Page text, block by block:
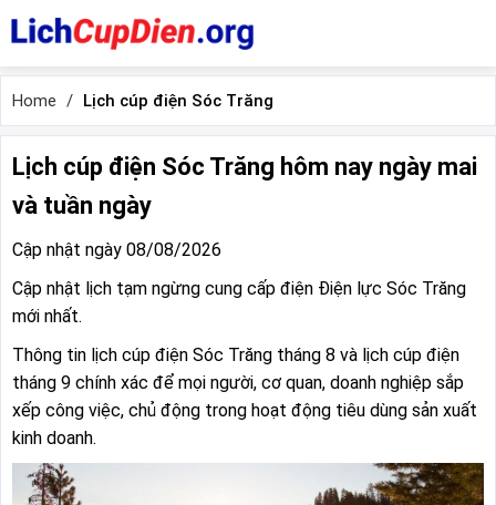
Home Lịch cúp điện Sóc Trăng
Lịch cúp điện Sóc Trăng hôm nay ngày mai
và tuần ngày
Cập nhật ngày 08/08/2026
Cập nhật lịch tạm ngừng cung cấp điện Điện lực Sóc Trăng
mới nhất.
Thông tin lịch cúp điện Sóc Trăng tháng 8 và lịch cúp điện
tháng 9 chính xác để mọi người, cơ quan, doanh nghiệp sắp
xếp công việc, chủ động trong hoạt động tiêu dùng sản xuất
kinh doanh.